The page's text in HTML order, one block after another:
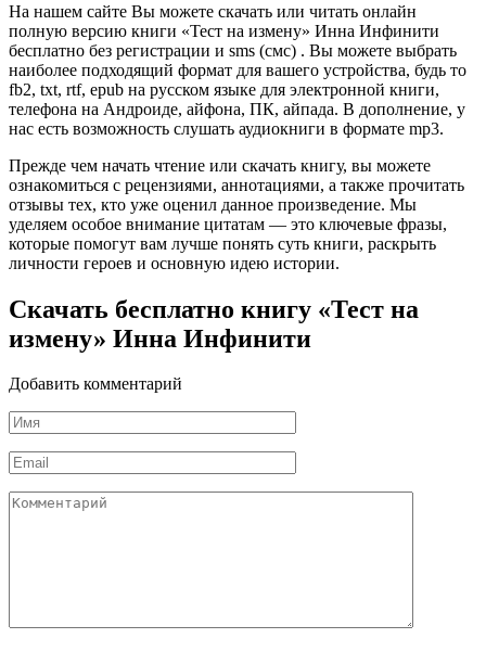
На нашем сайте Вы можете скачать или читать онлайн
полную версию книги «Тест на измену» Инна Инфинити
бесплатно без регистрации и sms (смс) . Вы можете выбрать
наиболее подходящий формат для вашего устройства, будь то
fb2, txt, rtf, epub на русском языке для электронной книги,
телефона на Андроиде, айфона, ПК, айпада. В дополнение, у
нас есть возможность слушать аудиокниги в формате mp3.
Прежде чем начать чтение или скачать книгу, вы можете
ознакомиться с рецензиями, аннотациями, а также прочитать
отзывы тех, кто уже оценил данное произведение. Мы
уделяем особое внимание цитатам — это ключевые фразы,
которые помогут вам лучше понять суть книги, раскрыть
личности героев и основную идею истории.
Скачать бесплатно книгу «Тест на
измену» Инна Инфинити
Добавить комментарий
Имя
*
Email
*
Комментарий